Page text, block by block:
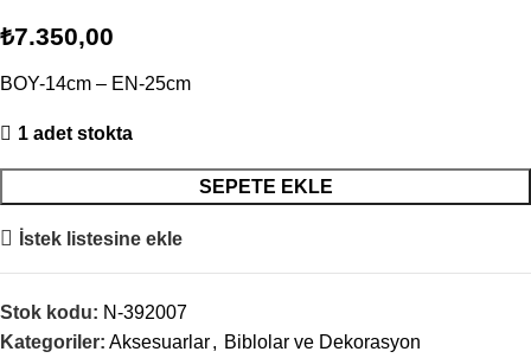
₺7.350,00
BOY-14cm – EN-25cm
1 adet stokta
SEPETE EKLE
İstek listesine ekle
Stok kodu: N-392007
Kategoriler: Aksesuarlar, Biblolar ve Dekorasyon